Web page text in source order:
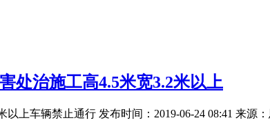
处治施工高4.5米宽3.2米以上
上车辆禁止通行 发布时间：2019-06-24 08:41 来源